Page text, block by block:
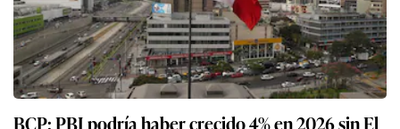
BCP: PBI podría haber crecido 4% en 2026 sin El